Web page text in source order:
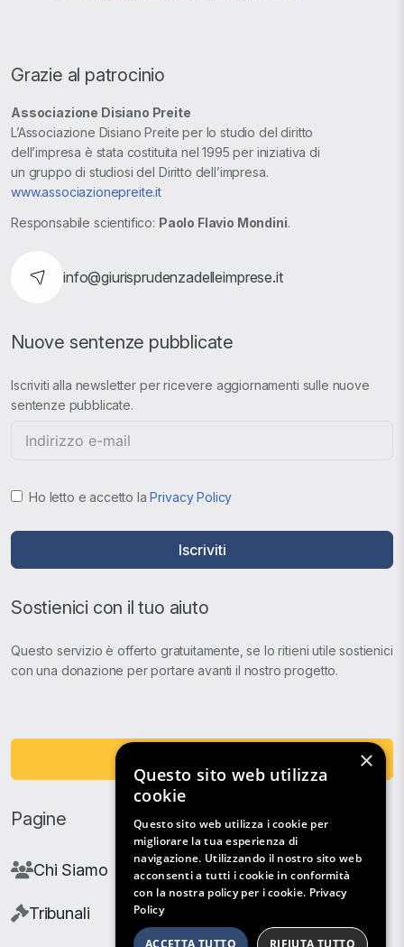
Grazie al patrocinio
Associazione Disiano Preite
L’Associazione Disiano Preite per lo studio del diritto
dell’impresa è stata costituita nel 1995 per iniziativa di
un gruppo di studiosi del Diritto dell’impresa.
www.associazionepreite.it
Responsabile scientifico: Paolo Flavio Mondini.
info@giurisprudenzadelleimprese.it
Nuove sentenze pubblicate
Iscriviti alla newsletter per ricevere aggiornamenti sulle nuove
sentenze pubblicate.
Ho letto e accetto laPrivacy Policy
Iscriviti
Sostienici con il tuo aiuto
Questo servizio è offerto gratuitamente, se lo ritieni utile sostienici
con una donazione per portare avanti il nostro progetto.
Pagine
Chi Siamo
Tribunali
×
Questo sito web utilizza
cookie
Questo sito web utilizza i cookie per
migliorare la tua esperienza di
navigazione. Utilizzando il nostro sito web
acconsenti a tutti i cookie in conformità
con la nostra policy per i cookie. Privacy
Policy
ACCETTA TUTTO RIFIUTA TUTTO